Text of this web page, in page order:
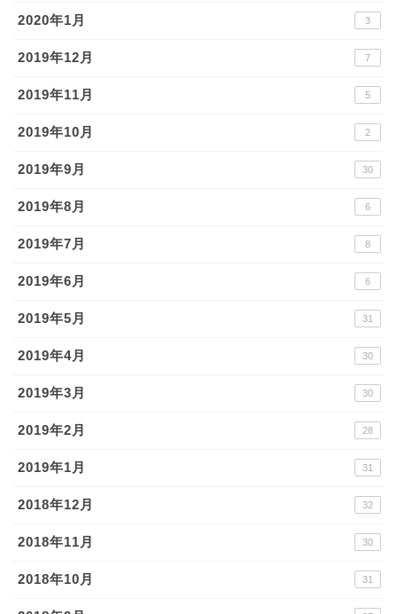
2020年1月 3
2019年12月 7
2019年11月 5
2019年10月 2
2019年9月 30
2019年8月 6
2019年7月 8
2019年6月 6
2019年5月 31
2019年4月 30
2019年3月 30
2019年2月 28
2019年1月 31
2018年12月 32
2018年11月 30
2018年10月 31